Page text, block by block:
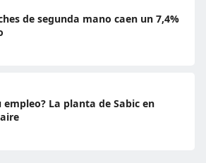
de segunda mano caen un 7,4%
empleo? La planta de Sabic en